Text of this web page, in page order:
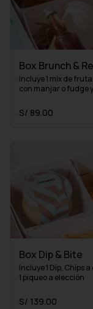
Box Brunch &
Incluye 1 mix de
con manjar o fudge
S/ 89.00
Box Dip & Bite
Incluye 1 Dip, Chips
1 piqueo a elección
S/ 139.00